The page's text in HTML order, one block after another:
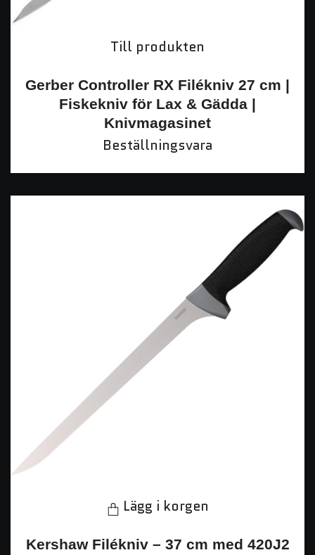
Till produkten
Gerber Controller RX Filékniv 27 cm |
Fiskekniv för Lax & Gädda |
Knivmagasinet
Beställningsvara
Lägg i korgen
Kershaw Filékniv – 37 cm med 420J2